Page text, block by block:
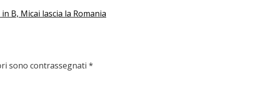
B, Micai lascia la Romania
sono contrassegnati *